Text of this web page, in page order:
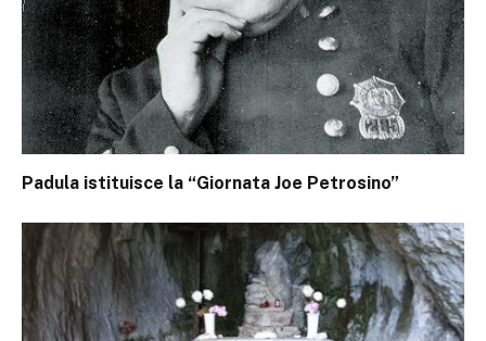
Padula istituisce la “Giornata Joe Petrosino”